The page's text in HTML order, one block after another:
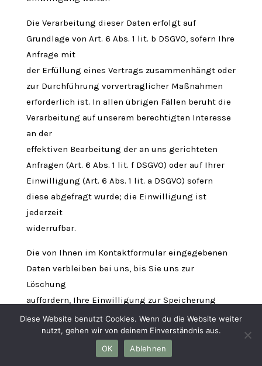
Die Verarbeitung dieser Daten erfolgt auf
Grundlage von Art. 6 Abs. 1 lit. b DSGVO, sofern Ihre
Anfrage mit
der Erfüllung eines Vertrags zusammenhängt oder
zur Durchführung vorvertraglicher Maßnahmen
erforderlich ist. In allen übrigen Fällen beruht die
Verarbeitung auf unserem berechtigten Interesse
an der
effektiven Bearbeitung der an uns gerichteten
Anfragen (Art. 6 Abs. 1 lit. f DSGVO) oder auf Ihrer
Einwilligung (Art. 6 Abs. 1 lit. a DSGVO) sofern
diese abgefragt wurde; die Einwilligung ist
jederzeit
widerrufbar.
Die von Ihnen im Kontaktformular eingegebenen
Daten verbleiben bei uns, bis Sie uns zur
Löschung
auffordern, Ihre Einwilligung zur Speicherung
widerrufen oder der Zweck für die
Datenspeicherung entfällt
(z. B. nach abgeschlossener Bearbeitung Ihrer
Diese Website benutzt Cookies. Wenn du die Website weiter
nutzt, gehen wir von deinem Einverständnis aus.
OK
Ablehnen